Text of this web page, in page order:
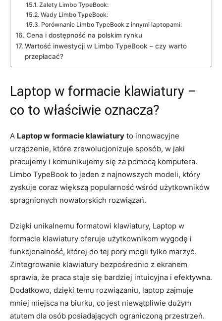
Zalety Limbo TypeBook:
Wady ⁤Limbo⁢ TypeBook:
Porównanie Limbo TypeBook⁢ z⁢ innymi ‍laptopami:
Cena ⁣i ‌dostępność na polskim rynku
Wartość inwestycji w Limbo TypeBook ‌– ‌czy warto
przepłacać?
Laptop w formacie​ klawiatury –
co to ‍właściwie oznacza?
A Laptop w formacie⁢ klawiatury to innowacyjne
urządzenie, ‍które zrewolucjonizuje‍ sposób, w jaki⁤
pracujemy i komunikujemy się za pomocą komputera.
Limbo TypeBook to jeden z najnowszych modeli, który
‍zyskuje coraz ​większą popularność wśród użytkowników
⁢spragnionych nowatorskich ⁤rozwiązań.
Dzięki unikalnemu‍ formatowi klawiatury,​ Laptop w‍
formacie klawiatury ⁣oferuje użytkownikom wygodę​ i
funkcjonalność, której do tej pory mogli ‍tylko ⁢marzyć.
Zintegrowanie klawiatury bezpośrednio ⁣z ‌ekranem
sprawia, że praca staje się‌ bardziej ⁤intuicyjna‍ i efektywna.
⁣Dodatkowo, dzięki temu ⁢rozwiązaniu, laptop⁤ zajmuje
mniej miejsca na biurku, co ‍jest niewątpliwie dużym
atutem dla osób⁣ posiadających ograniczoną​ przestrzeń.